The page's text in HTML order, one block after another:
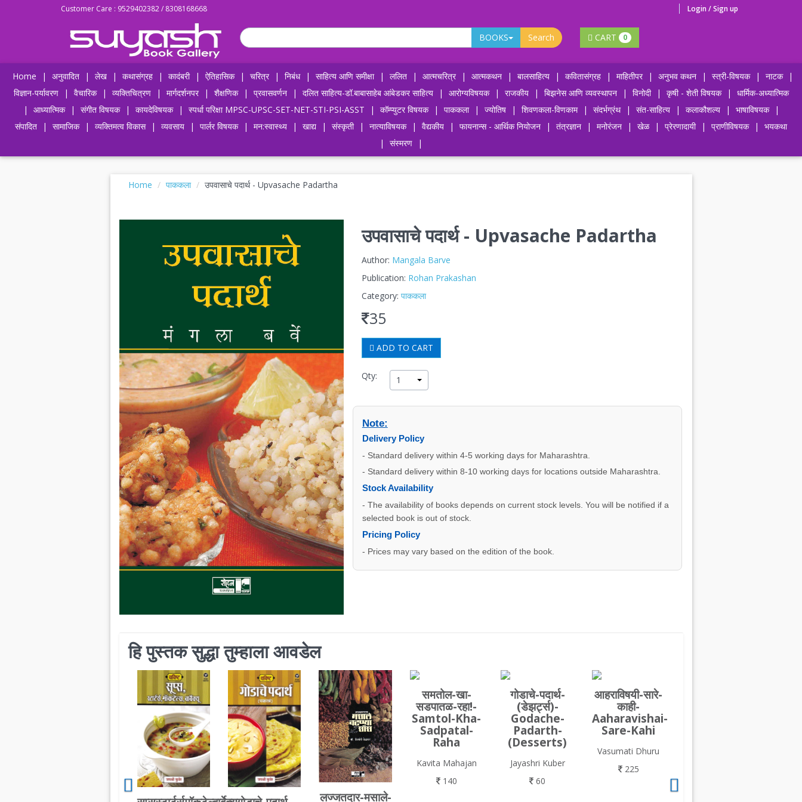
Customer Care : 9529402382 / 8308168668 Login / Sign up
BOOKS Search CART 0
Home | अनुवादित | लेख | कथासंग्रह | कादंबरी | ऐतिहासिक | चरित्र | निबंध | साहित्य आणि समीक्षा | ललित | आत्मचरित्र | आत्मकथन | बालसाहित्य | कवितासंग्रह | माहितीपर | अनुभव कथन | स्त्री-विषयक | नाटक
|
विज्ञान-पर्यावरण
| वैचारिक | व्यक्तिचित्रण | मार्गदर्शनपर | शैक्षणिक | प्रवासवर्णन | दलित साहित्य-डॉ.बाबासाहेब आंबेडकर साहित्य | आरोग्यविषयक | राजकीय | बिझनेस आणि व्यवस्थापन | विनोदी | कृषी - शेती विषयक |
धार्मिक-अध्यात्मिक
|
आध्यात्मिक | संगीत विषयक | कायदेविषयक | स्पर्धा परिक्षा MPSC-UPSC-SET-NET-STI-PSI-ASST | कॉम्प्युटर विषयक | पाककला | ज्योतिष | शिवणकला-विणकाम | संदर्भग्रंथ | संत-साहित्य | कलाकौशल्य | भाषाविषयक
|
संपादित
| सामाजिक | व्यक्तिमत्व विकास | व्यवसाय | पार्लर विषयक | मन:स्वास्थ्य | खाद्य | संस्कृती | नात्याविषयक | वैद्यकीय | फायनान्स - आर्थिक नियोजन | तंत्रज्ञान | मनोरंजन | खेळ | प्रेरणादायी | प्राणीविषयक |
भयकथा
|
संस्मरण |
Home पाककला उपवासाचे पदार्थ - Upvasache Padartha
उपवासाचे पदार्थ - Upvasache Padartha
Author: Mangala Barve
Publication: Rohan Prakashan
Category: पाककला
35
ADD TO CART
Qty: 1
Note:
Delivery Policy
- Standard delivery within 4-5 working days for Maharashtra.
- Standard delivery within 8-10 working days for locations outside Maharashtra.
Stock Availability
- The availability of books depends on current stock levels. You will be notified if a
selected book is out of stock.
Pricing Policy
- Prices may vary based on the edition of the book.
हि पुस्तक सुद्धा तुम्हाला आवडेल
लज्जतदार-मसाले-
समतोल-खा-
सडपातळ-रहा!-
Samtol-Kha-
Sadpatal-
Raha
Kavita Mahajan
140
गोडाचे-पदार्थ-
(डेझर्ट्स)-
Godache-
Padarth-
(Desserts)
Jayashri Kuber
60
आहराविषयी-सारे-
काही-
Aaharavishai-
Sare-Kahi
Vasumati Dhuru
225